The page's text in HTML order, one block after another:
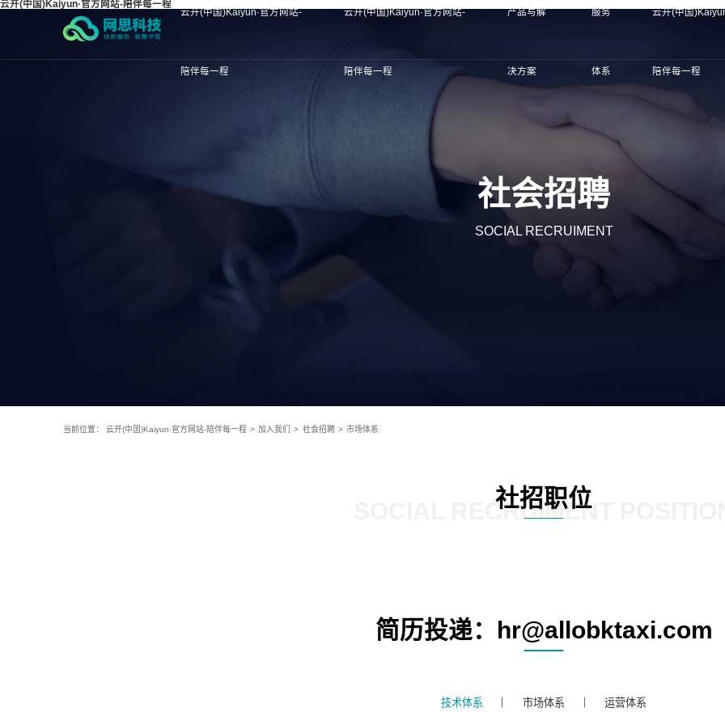
云开(中国)Kaiyun·官方网站-陪伴每一程
云开(中国)Kaiyun·官方网站-
陪伴每一程
云开(中国)Kaiyun·官方网站-
陪伴每一程
产品与解
决方案
服务
体系
云开(中国
陪伴每一程
社会招聘
SOCIAL RECRUIMENT
当前位置： 云开(中国)Kaiyun·官方网站-陪伴每一程 > 加入我们 > 社会招聘 > 市场体系
社招职位
SOCIAL RECRUIMENT
简历投递：hr@allobktaxi.com
技术体系 市场体系 运营体系